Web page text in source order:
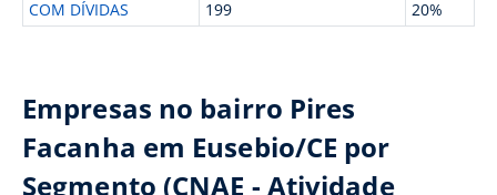
COM DÍVIDAS
199 20%
Empresas no bairro Pires
Facanha em Eusebio/CE por
Segmento (CNAE - Atividade